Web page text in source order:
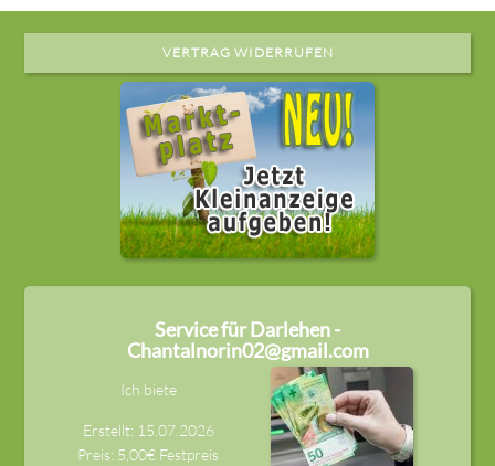
VERTRAG WIDERRUFEN
Service für Darlehen -
Chantalnorin02@gmail.com
Ich biete
Erstellt: 15.07.2026
Preis: 5,00€ Festpreis